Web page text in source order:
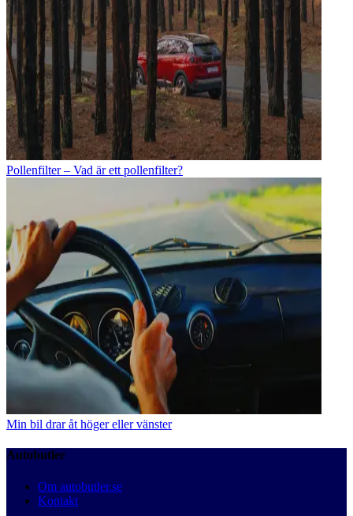
Pollenfilter – Vad är ett pollenfilter?
Min bil drar åt höger eller vänster
Autobutler
Om autobutler.se
Kontakt